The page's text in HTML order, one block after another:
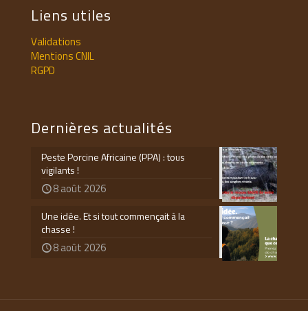
Liens utiles
Validations
Mentions CNIL
RGPD
Dernières actualités
Peste Porcine Africaine (PPA) : tous
vigilants !
8 août 2026
Une idée. Et si tout commençait à la
chasse !
8 août 2026